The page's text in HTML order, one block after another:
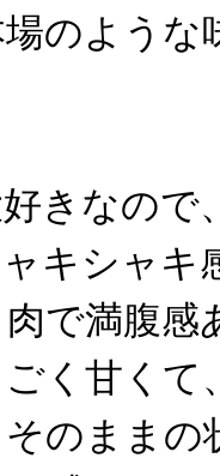
のような
好きなの
キシャキ
で満腹感
く甘くて
のままの